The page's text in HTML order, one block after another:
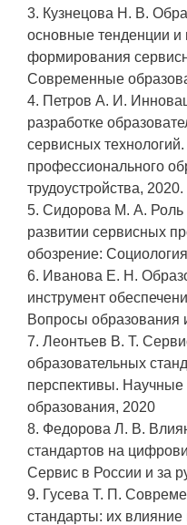
3. Кузнецова Н. В.
основные тенденции и
формирования
Современные
4. Петров А. И.
разработке
сервисных
профессионального
трудоустройства, 2020.
5. Сидорова М. А. Роль
развитии сервисных
обозрение:
6. Иванова Е. Н.
инструмент
Вопросы образования
7. Леонтьев В. Т.
образовательных
перспективы.
образования, 2020
8. Федорова Л. В.
стандартов на
Сервис в России и за
9. Гусева Т. П.
стандарты: их влияние